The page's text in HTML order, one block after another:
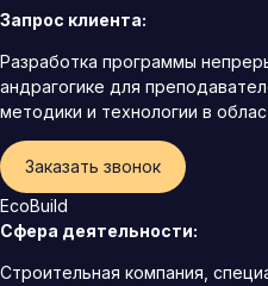
Запрос клиента:
Разработка программы
андрагогике для
методики и технологии в
Заказать звонок
EcoBuild
Сфера деятельности:
Строительная компания,